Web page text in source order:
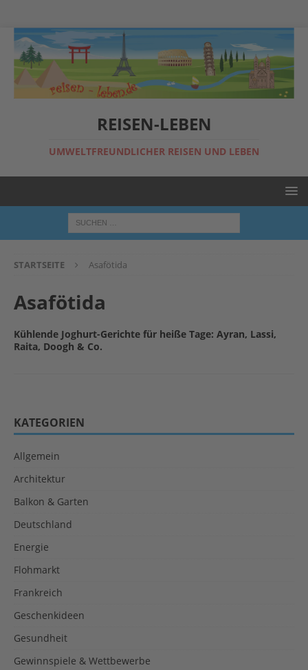
REISEN-LEBEN
UMWELTFREUNDLICHER REISEN UND LEBEN
STARTSEITE Asafötida
Asafötida
Kühlende Joghurt-Gerichte für heiße Tage: Ayran, Lassi,
Raita, Doogh & Co.
KATEGORIEN
Allgemein
Architektur
Balkon & Garten
Deutschland
Energie
Flohmarkt
Frankreich
Geschenkideen
Gesundheit
Gewinnspiele & Wettbewerbe